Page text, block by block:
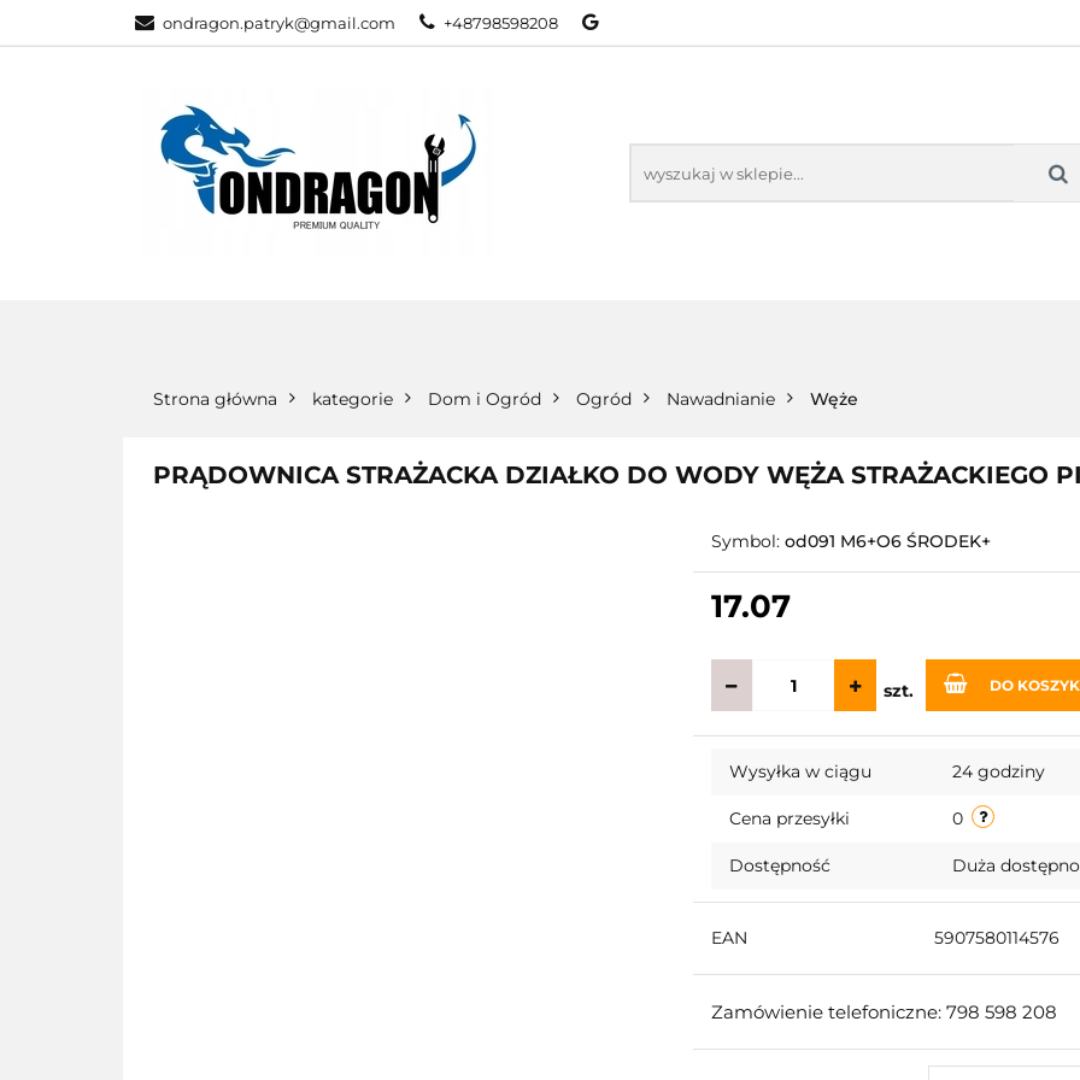
ondragon.patryk@gmail.com +48798598208
KATEGORIE NOWOŚCI
Strona główna kategorie Dom i Ogród Ogród Nawadnianie Węże
PRĄDOWNICA STRAŻACKA DZIAŁKO DO WODY WĘŻA STRAŻACKIEGO
Symbol: od091 M6+O6 ŚRODEK+
17.07
szt. DO
Wysyłka w ciągu 24 godziny
Cena przesyłki 0
Dostępność Duża
EAN 5907580114576
Zamówienie telefoniczne: 798 598 208